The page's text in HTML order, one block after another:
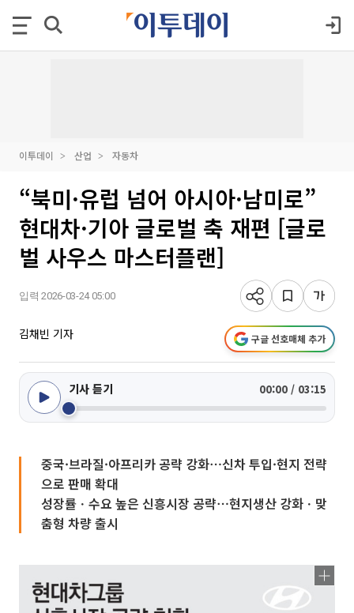
이투데이 산업 자동차
“북미·유럽 넘어 아시아·남미로”
현대차·기아 글로벌 축 재편 [글로
벌 사우스 마스터플랜]
입력 2026-03-24 05:00
김채빈 기자 구글 선호매체 추가
기사 듣기 00:00 / 03:15
중국·브라질·아프리카 공략 강화⋯신차 투입·현지 전략
으로 판매 확대
성장률ㆍ수요 높은 신흥시장 공략⋯현지생산 강화ㆍ맞
춤형 차량 출시